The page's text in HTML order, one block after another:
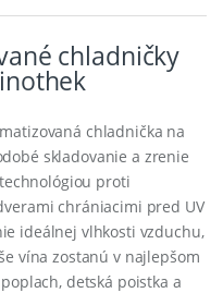
chladničky
chladnička na
skladovanie a zrenie
proti
chrániacimi pred UV
ideálnej vlhkosti vzduchu,
vína zostanú v najlepšom
detská poistka a